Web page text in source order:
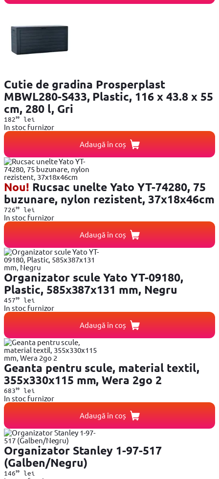
Cutie de gradina Prosperplast
MBWL280-S433, Plastic, 116 x 43.8 x 55
cm, 280 l, Gri
18299lei
In stoc furnizor
Adaugă în coș
Nou! Rucsac unelte Yato YT-74280, 75
buzunare, nylon rezistent, 37x18x46cm
72699lei
In stoc furnizor
Adaugă în coș
Organizator scule Yato YT-09180,
Plastic, 585x387x131 mm, Negru
45799lei
In stoc furnizor
Adaugă în coș
Geanta pentru scule, material textil,
355x330x115 mm, Wera 2go 2
68399lei
In stoc furnizor
Adaugă în coș
Organizator Stanley 1-97-517
(Galben/Negru)
14699lei